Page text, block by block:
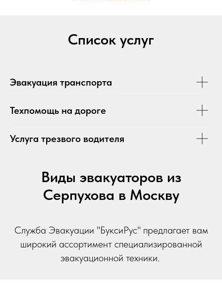
Список услуг
Эвакуация транспорта
Техпомощь на дороге
Услуга трезвого водителя
Виды эвакуаторов из
Серпухова в Москву
Служба Эвакуации "БуксиРус" предлагает вам
широкий ассортимент специализированной
эвакуационной техники.